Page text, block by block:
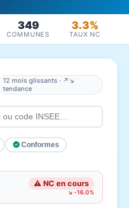
349
COMMUNES
3.3%
TAUX NC
12 mois glissants · ↗↘
tendance
Conformes
⚠ NC en cours
↘ -16.0%